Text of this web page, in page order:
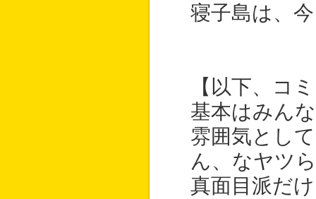
寝子島は、
【以下、コ
基本はみん
雰囲気とし
ん、なヤツ
真面目派だ